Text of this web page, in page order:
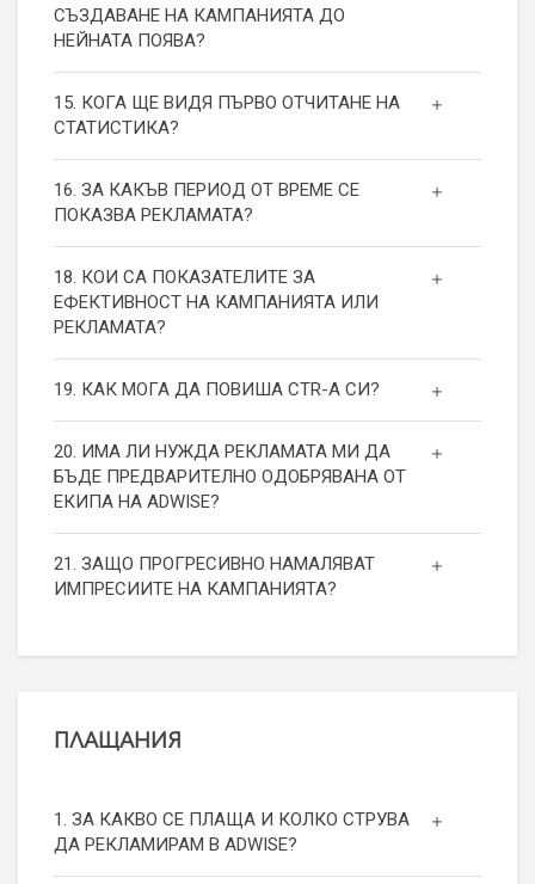
СЪЗДАВАНЕ НА КАМПАНИЯТА ДО
НЕЙНАТА ПОЯВА?
15. КОГА ЩЕ ВИДЯ ПЪРВО ОТЧИТАНЕ НА
СТАТИСТИКА?
16. ЗА КАКЪВ ПЕРИОД ОТ ВРЕМЕ СЕ
ПОКАЗВА РЕКЛАМАТА?
18. КОИ СА ПОКАЗАТЕЛИТЕ ЗА
ЕФЕКТИВНОСТ НА КАМПАНИЯТА ИЛИ
РЕКЛАМАТА?
19. КАК МОГА ДА ПОВИША СТR-А СИ?
20. ИМА ЛИ НУЖДА РЕКЛАМАТА МИ ДА
БЪДЕ ПРЕДВАРИТЕЛНО ОДОБРЯВАНА ОТ
ЕКИПА НА ADWISE?
21. ЗАЩО ПРОГРЕСИВНО НАМАЛЯВАТ
ИМПРЕСИИТЕ НА КАМПАНИЯТА?
ПЛАЩАНИЯ
1. ЗА КАКВО СЕ ПЛАЩА И КОЛКО СТРУВА
ДА РЕКЛАМИРАМ В ADWISE?